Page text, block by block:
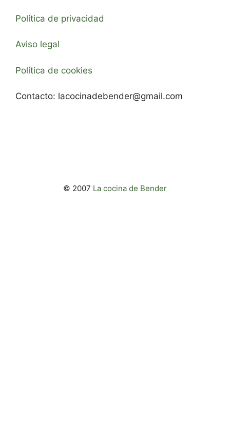
Política de privacidad
Aviso legal
Política de cookies
Contacto: lacocinadebender@gmail.com
© 2007 La cocina de Bender